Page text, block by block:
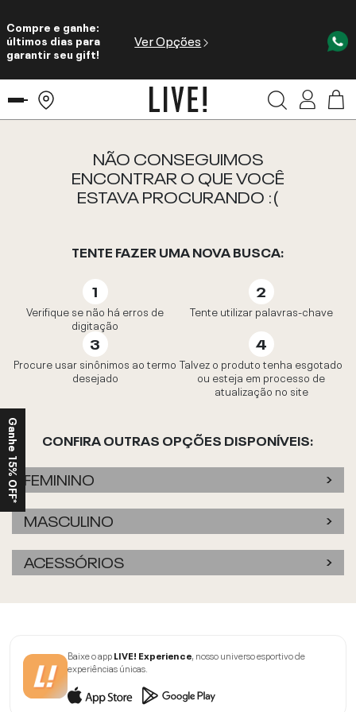
Compre e ganhe:
últimos dias para
garantir seu gift!
Ver Opções
NÃO CONSEGUIMOS
ENCONTRAR O QUE VOCÊ
ESTAVA PROCURANDO :(
TENTE FAZER UMA NOVA BUSCA:
Verifique se não há erros de
digitação
Tente utilizar palavras-chave
Procure usar sinônimos ao termo
desejado
Talvez o produto tenha esgotado
ou esteja em processo de
atualização no site
CONFIRA OUTRAS OPÇÕES DISPONÍVEIS:
FEMININO
MASCULINO
ACESSÓRIOS
Baixe o appLIVE! Experience, nosso universo esportivo de
experiências únicas.
Ganhe 15% OFF*